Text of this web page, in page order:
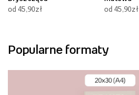
od 45,90zł
od 45,90zł
Popularne formaty